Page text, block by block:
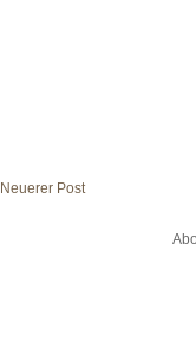
Neuerer Post